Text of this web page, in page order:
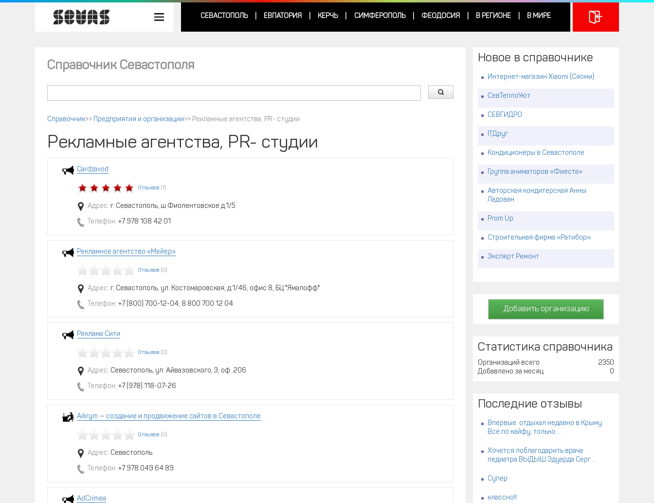
СЕВАСТОПОЛЬ ЕВПАТОРИЯ КЕРЧЬ СИМФЕРОПОЛЬ ФЕОДОСИЯ В РЕГИОНЕ В МИРЕ
Справочник Севастополя
Справочник>> Предприятия и организации>> Рекламные агентства, PR- студии
Рекламные агентства, PR- студии
Cardzavod
Отзывов (1)
Адрес: г. Севастополь, ш.Фиолентовское д.1/5
Телефон: +7 978 108 42 01
Рекламное агентство «Мейер»
Отзывов (0)
Адрес: г. Севастополь, ул. Костомаровская, д.1/46, офис 8, БЦ "Ямалофф"
Телефон: +7 (800) 700-12-04; 8 800 700 12 04
Реклама Сити
Отзывов (0)
Адрес: Севастополь, ул. Айвазовского, 3, оф. 206
Телефон: +7 (978) 118-07-26
Aikrym — создание и продвижение сайтов в Севастополе
Отзывов (0)
Адрес: Севастополь
Телефон: +7 978 049 64 89
AdCrimea
Новое в справочнике
Интернет-магазин Xiaomi (Сяоми)
СевТеплоУют
СЕВГИДРО
ITДруг
Кондиционеры в Севастополе
Группа аниматоров «Фиеста»
Авторская кондитерская Анны
Ладован
Prom Up
Строительная фирма «Ратибор»
Эксперт Ремонт
Добавить организацию
Статистика справочника
2350
Организаций всего
0
Добавлено за месяц
Последние отзывы
Впервые отдыхал недавно в Крыму.
Всё по кайфу, только ...
Хочется поблагодарить врача
педиатра ВЫДЫШ Эдуарда Серг ...
Супер
классно!!